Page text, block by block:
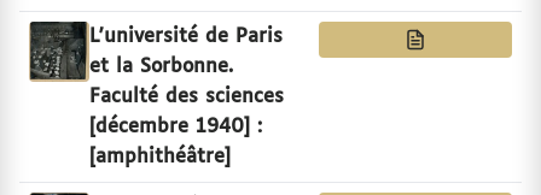
L'université de Paris
et la Sorbonne.
Faculté des sciences
[décembre 1940] :
[amphithéâtre]